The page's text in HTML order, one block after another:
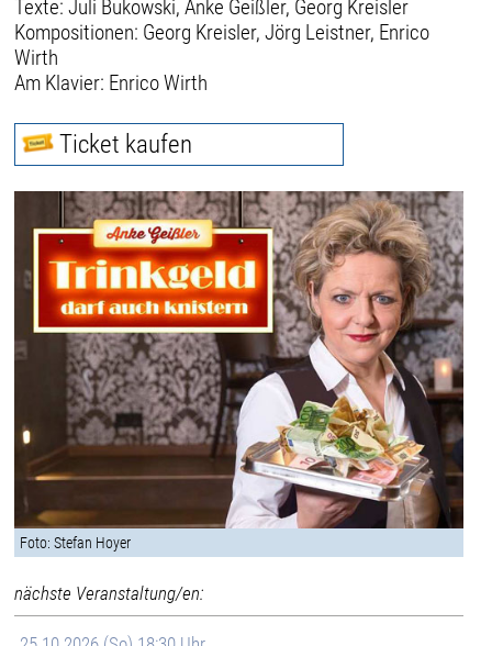
Texte: Juli Bukowski, Anke Geißler, Georg Kreisler
Kompositionen: Georg Kreisler, Jörg Leistner, Enrico
Wirth
Am Klavier: Enrico Wirth
Ticket kaufen
Foto: Stefan Hoyer
nächste Veranstaltung/en: